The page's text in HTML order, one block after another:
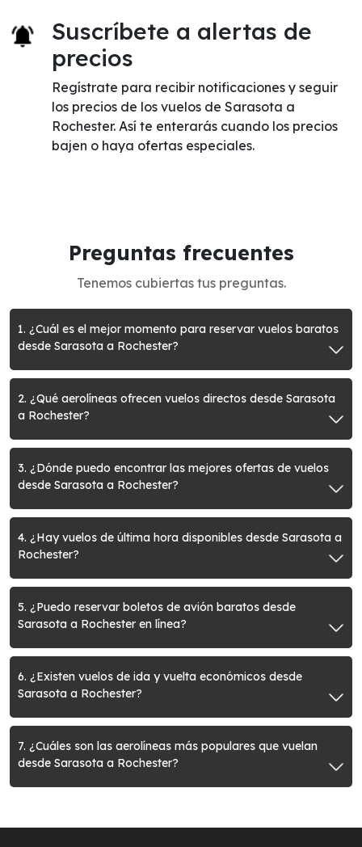
Suscríbete a alertas de
precios
Regístrate para recibir notificaciones y seguir
los precios de los vuelos de Sarasota a
Rochester. Así te enterarás cuando los precios
bajen o haya ofertas especiales.
Preguntas frecuentes
Tenemos cubiertas tus preguntas.
1. ¿Cuál es el mejor momento para reservar vuelos baratos
desde Sarasota a Rochester?
2. ¿Qué aerolíneas ofrecen vuelos directos desde Sarasota
a Rochester?
3. ¿Dónde puedo encontrar las mejores ofertas de vuelos
desde Sarasota a Rochester?
4. ¿Hay vuelos de última hora disponibles desde Sarasota a
Rochester?
5. ¿Puedo reservar boletos de avión baratos desde
Sarasota a Rochester en línea?
6. ¿Existen vuelos de ida y vuelta económicos desde
Sarasota a Rochester?
7. ¿Cuáles son las aerolíneas más populares que vuelan
desde Sarasota a Rochester?